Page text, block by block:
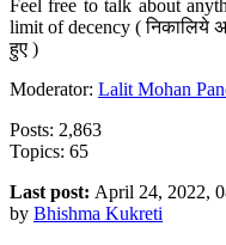
Feel free to talk about
limit of decency ( निकालिये
हुए )
Moderator: Lalit Mohan
Posts: 2,863
Topics: 65
Last post: April 24, 2022,
by Bhishma Kukreti